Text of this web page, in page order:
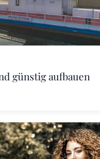
günstig aufbauen